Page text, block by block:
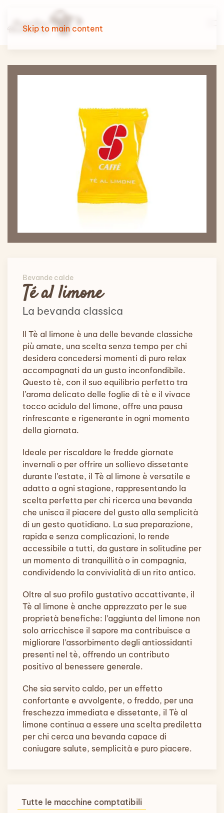
Skip to main content
Bevande calde
Té al limone
La bevanda classica
Il Tè al limone è una delle bevande classiche
più amate, una scelta senza tempo per chi
desidera concedersi momenti di puro relax
accompagnati da un gusto inconfondibile.
Questo tè, con il suo equilibrio perfetto tra
l’aroma delicato delle foglie di tè e il vivace
tocco acidulo del limone, offre una pausa
rinfrescante e rigenerante in ogni momento
della giornata.
Ideale per riscaldare le fredde giornate
invernali o per offrire un sollievo dissetante
durante l’estate, il Tè al limone è versatile e
adatto a ogni stagione, rappresentando la
scelta perfetta per chi ricerca una bevanda
che unisca il piacere del gusto alla semplicità
di un gesto quotidiano. La sua preparazione,
rapida e senza complicazioni, lo rende
accessibile a tutti, da gustare in solitudine per
un momento di tranquillità o in compagnia,
condividendo la convivialità di un rito antico.
Oltre al suo profilo gustativo accattivante, il
Tè al limone è anche apprezzato per le sue
proprietà benefiche: l’aggiunta del limone non
solo arricchisce il sapore ma contribuisce a
migliorare l’assorbimento degli antiossidanti
presenti nel tè, offrendo un contributo
positivo al benessere generale.
Che sia servito caldo, per un effetto
confortante e avvolgente, o freddo, per una
freschezza immediata e dissetante, il Tè al
limone continua a essere una scelta prediletta
per chi cerca una bevanda capace di
coniugare salute, semplicità e puro piacere.
Tutte le macchine comptatibili